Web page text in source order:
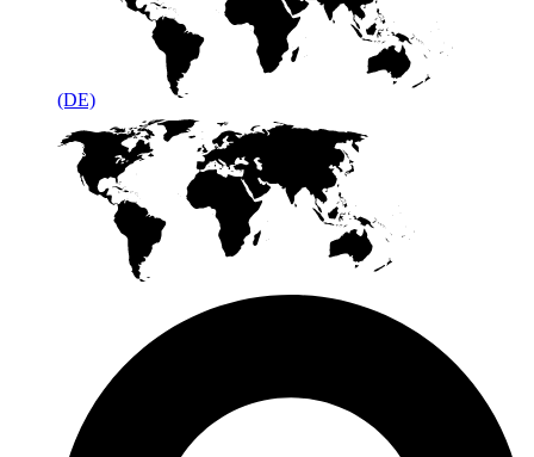
(DE)